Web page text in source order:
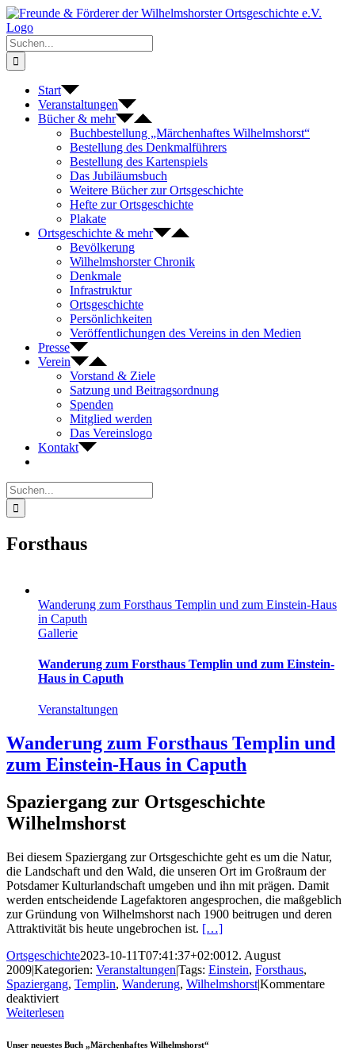
Zum
Inhalt
springen
Suche
nach:
Start
Veranstaltungen
Bücher & mehr
Buchbestellung „Märchenhaftes Wilhelmshorst“
Bestellung des Denkmalführers
Bestellung des Kartenspiels
Das Jubiläumsbuch
Weitere Bücher zur Ortsgeschichte
Hefte zur Ortsgeschichte
Plakate
Ortsgeschichte & mehr
Bevölkerung
Wilhelmshorster Chronik
Denkmale
Infrastruktur
Ortsgeschichte
Persönlichkeiten
Veröffentlichungen des Vereins in den Medien
Presse
Verein
Vorstand & Ziele
Satzung und Beitragsordnung
Spenden
Mitglied werden
Das Vereinslogo
Kontakt
Suche
nach:
Forsthaus
Wanderung zum Forsthaus Templin und zum Einstein-Haus
in Caputh
Gallerie
Wanderung zum Forsthaus Templin und zum Einstein-
Haus in Caputh
Veranstaltungen
Wanderung zum Forsthaus Templin und
zum Einstein-Haus in Caputh
Spaziergang zur Ortsgeschichte
Wilhelmshorst
Bei diesem Spaziergang zur Ortsgeschichte geht es um die Natur,
die Landschaft und den Wald, die unseren Ort im Großraum der
Potsdamer Kulturlandschaft umgeben und ihn mit prägen. Damit
werden entscheidende Lagefaktoren angesprochen, die maßgeblich
zur Gründung von Wilhelmshorst nach 1900 beitrugen und deren
Attraktivität bis heute ungebrochen ist. […]
Ortsgeschichte2023-10-11T07:41:37+02:0012. August
2009|Kategorien: Veranstaltungen|Tags: Einstein, Forsthaus,
Spaziergang, Templin, Wanderung, Wilhelmshorst|Kommentare
deaktiviertfür
Wanderung
Forsthaus
Weiterlesen
Unser neuestes Buch „Märchenhaftes Wilhelmshorst“